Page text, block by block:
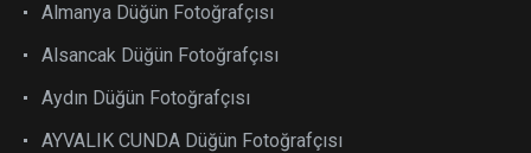
Almanya Düğün Fotoğrafçısı
Alsancak Düğün Fotoğrafçısı
Aydın Düğün Fotoğrafçısı
AYVALIK CUNDA Düğün Fotoğrafçısı